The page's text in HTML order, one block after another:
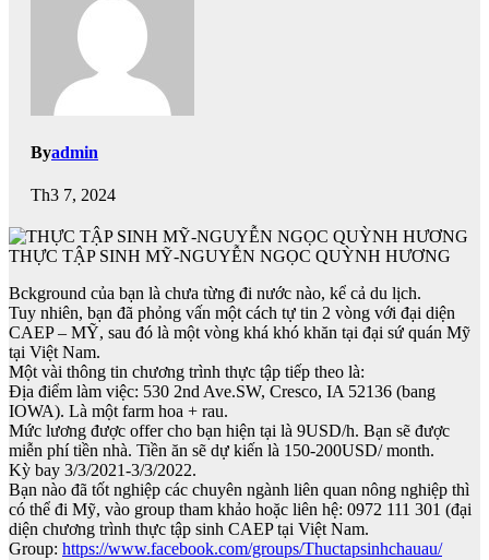
Byadmin
Th3 7, 2024
THỰC TẬP SINH MỸ-NGUYỄN NGỌC QUỲNH HƯƠNG
Bckground của bạn là chưa từng đi nước nào, kể cả du lịch.
Tuy nhiên, bạn đã phỏng vấn một cách tự tin 2 vòng với đại diện
CAEP – MỸ, sau đó là một vòng khá khó khăn tại đại sứ quán Mỹ
tại Việt Nam.
Một vài thông tin chương trình thực tập tiếp theo là:
Địa điểm làm việc: 530 2nd Ave.SW, Cresco, IA 52136 (bang
IOWA). Là một farm hoa + rau.
Mức lương được offer cho bạn hiện tại là 9USD/h. Bạn sẽ được
miễn phí tiền nhà. Tiền ăn sẽ dự kiến là 150-200USD/ month.
Kỳ bay 3/3/2021-3/3/2022.
Bạn nào đã tốt nghiệp các chuyên ngành liên quan nông nghiệp thì
có thể đi Mỹ, vào group tham khảo hoặc liên hệ: 0972 111 301 (đại
diện chương trình thực tập sinh CAEP tại Việt Nam.
Group: https://www.facebook.com/groups/Thuctapsinhchauau/